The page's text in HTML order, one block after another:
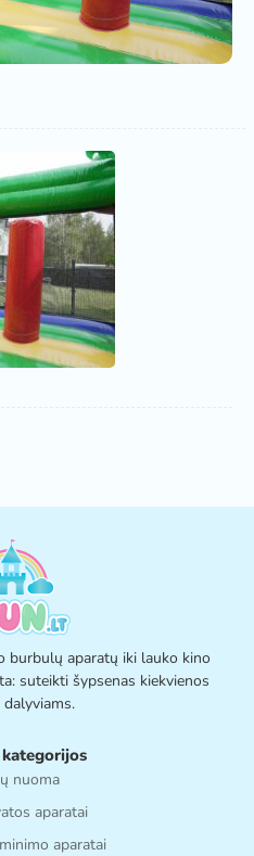
burbulų aparatų iki lauko kino
suteikti šypsenas kiekvienos
nuoma
aparatai
aparatai